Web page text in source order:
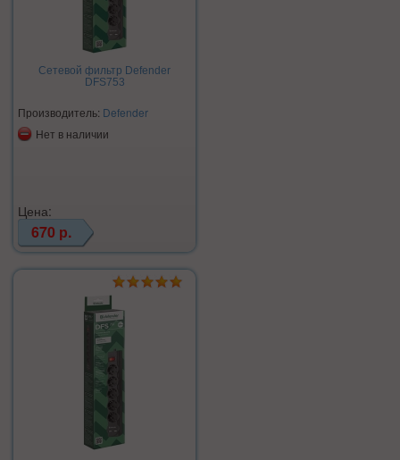
Сетевой фильтр Defender
DFS753
Производитель: Defender
Нет в наличии
Цена:
670 р.